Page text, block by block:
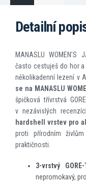
Detailní
MANASLU
často cestuješ do hor
několikadenní lezení v
se na MANASLU
špičková třívrstvá
v nezávislých
hardshell vrstev pro
proti přírodním
praktičnosti.
3-vrstvý
nepromokavý,